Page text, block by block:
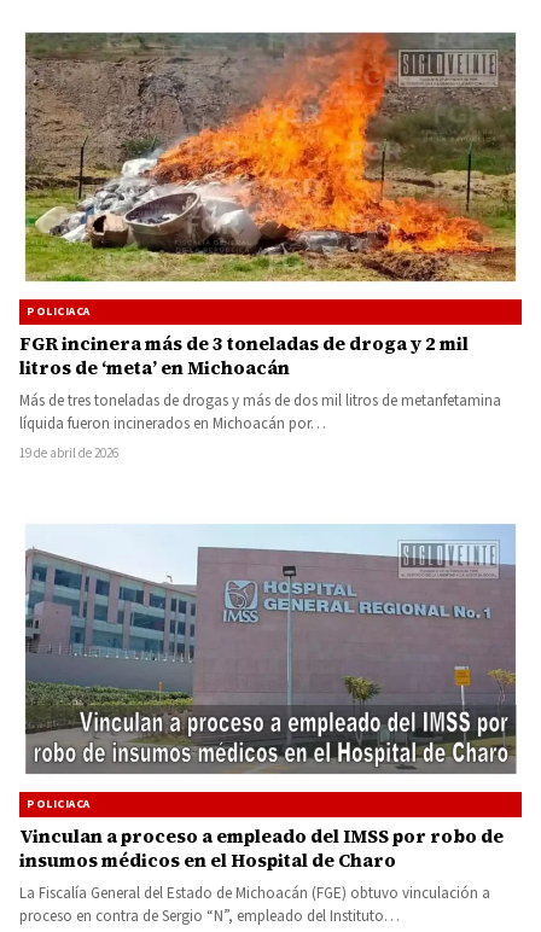
POLICIACA
FGR incinera más de 3 toneladas de droga y 2 mil
litros de ‘meta’ en Michoacán
Más de tres toneladas de drogas y más de dos mil litros de metanfetamina
líquida fueron incinerados en Michoacán por…
19 de abril de 2026
POLICIACA
Vinculan a proceso a empleado del IMSS por robo de
insumos médicos en el Hospital de Charo
La Fiscalía General del Estado de Michoacán (FGE) obtuvo vinculación a
proceso en contra de Sergio “N”, empleado del Instituto…